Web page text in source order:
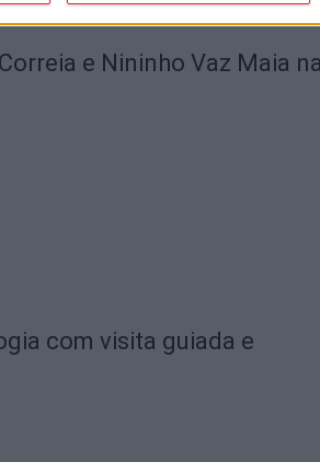
e Nininho Vaz Maia
com visita guiada e